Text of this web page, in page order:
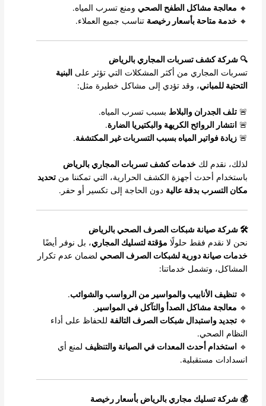
🔸 معالجة مشاكل الطفح الصحي ومنع تسرب المياه.
🔸خدمة متاحة بأسعار رخيصة تناسب جميع العملاء.
🔍 شركة كشف تسربات المجاري بالرياض
تسربات المجاري من أكثر المشكلات التي تؤثر على البنية
التحتية للمباني، وقد تؤدي إلى مشاكل خطيرة مثل:
🚨تلف الجدران والبلاط بسبب تسرب المياه.
🚨 انتشار الروائح الكريهة والبكتيريا الضارة.
🚨زيادة فواتير المياه بسبب التسربات غير المكتشفة.
لذلك، نقدم لكخدمات كشف تسربات المجاري بالرياض
باستخدام أحدث أجهزة الكشف الحرارية، التي تمكننا منتحديد
مكان التسرب بدقة عالية دون الحاجة إلى تكسير أو حفر.
🛠️ شركة صيانة شبكات الصرف الصحي بالرياض
نحن لا نقدم فقط حلولًا مؤقتة لتسليك المجاري، بل نوفر أيضًا
خدمات صيانة دورية لشبكات الصرف الصحي لضمان عدم تكرار
المشاكل، وتشمل خدماتنا:
🔹تنظيف الأنابيب والمواسير من الرواسب والشوائب.
🔹 معالجة مشاكل الصدأ والتآكل في المواسير .
🔹تجديد واستبدال شبكات الصرف التالفة للحفاظ على أداء
النظام الصحي.
🔹
استخدام أحدث المعدات في الصيانة والتنظيف لمنع أي
انسدادات مستقبلية.
💰 شركة تسليك مجاري بالرياض بأسعار رخيصة